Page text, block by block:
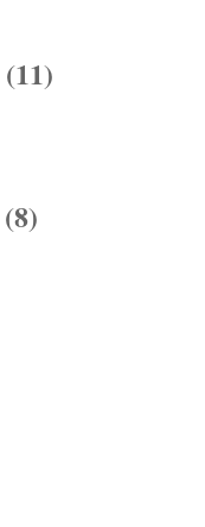
(11)
(8)